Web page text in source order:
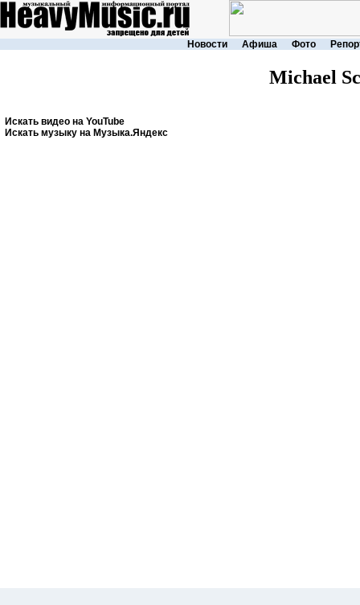
Новости Афиша Фото
Michael
Искать видео на YouTube
Искать музыку на Музыка.Яндекс